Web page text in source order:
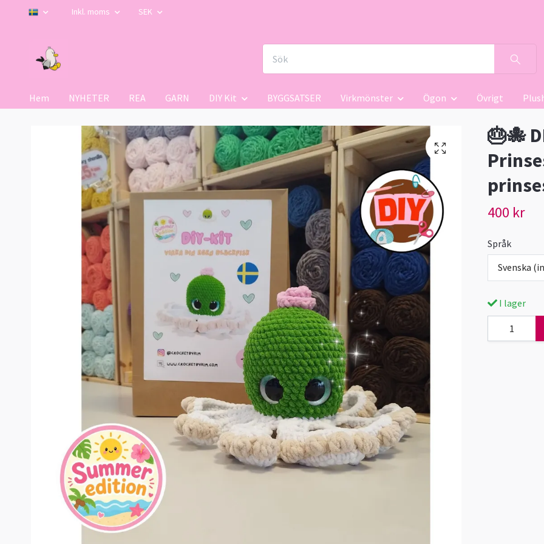
Inkl. moms SEK
Hem NYHETER REA GARN DIY Kit BYGGSATSER Virkmönster Ögon Övrigt
🎂🐙
400 kr
Språk
Svenska
I lager